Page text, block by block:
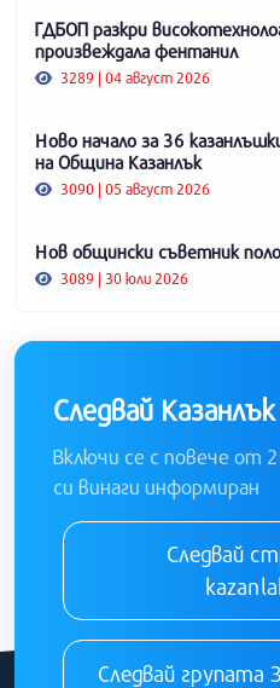
ГДБОП разкри
произвеждала фентанил
3289 | 04 август 2026
Ново начало за 36
на Община Казанлък
3090 | 05 август 2026
Нов общински съветник
3089 | 30 юли 2026
Следвай
Включи се с повече от
си винаги информиран
Следвай
Следвай групата